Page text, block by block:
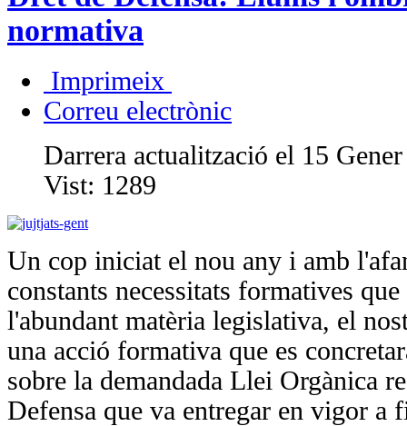
normativa
Imprimeix
Correu electrònic
Darrera actualització el 15
Vist: 1289
Un cop iniciat el nou any i amb
constants necessitats formatives
l'abundant matèria legislativa, el
una acció formativa que es
sobre la demandada Llei Orgànica
Defensa que va entregar en vigor a